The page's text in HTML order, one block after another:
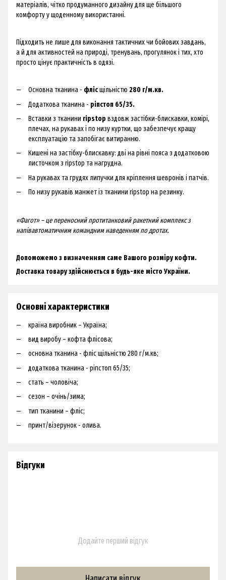
матеріалів, чітко продуманного дизайну для ще більшого
комфорту у щоденному використанні.
Підходить не лише для виконання тактичних чи бойових завдань,
а й для активностей на природі, тренувань, прогулянок і тих, хто
просто цінує практичність в одязі.
Основна тканина - флісщільністю 280 г/м.кв.
Додаткова тканина - ріпстоп 65/35.
Вставки з тканини ripstop вздовж застібки-блискавки, комірі,
плечах, на рукавах і по низу куртки, що забезпечує кращу
експлуатацію та запобігає витиранню.
Кишені на застібку-блискавку: дві на рівні пояса з додатковою
листочком з ripstop та нагрудна.
На рукавах та грудях липучки для кріплення шевронів і патчів.
По низу рукавів манжет із тканини ripstop на резинку.
«Фагот» – це переносний протитанковий ракетний комплекс з
напівавтоматичним командним наведенням по дротах.
Допоможемо з визначенням саме Вашого розміру кофти.
Доставка товару здійснюється в будь-яке місто України.
Основні характеристики
країна виробник – Україна;
вид виробу – кофта флісова;
основна тканина - фліс щільністю 280 г/м.кв;
додаткова тканина - ріпстоп 65/35;
стать – чоловіча;
сезон – очінь/зима;
тип тканини – фліс;
принт/візерунок - олива.
Відгуки
Додайте перший відгук